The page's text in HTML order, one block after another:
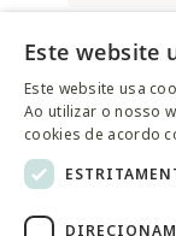
Este website
Este website usa
Ao utilizar o nosso
cookies de acordo